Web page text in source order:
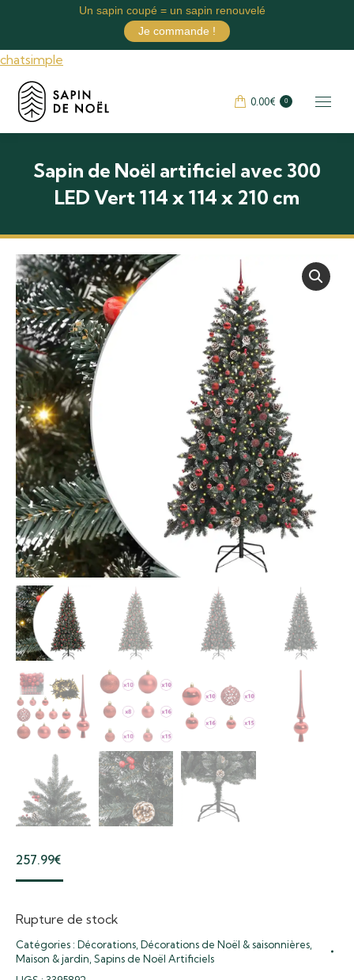
chatsimple
0.00€ 0
Sapin de Noël artificiel avec 300
LED Vert 114 x 114 x 210 cm
257.99€
Rupture de stock
Catégories : Décorations Décorations de Noël & saisonnières
Maison & jardin Sapins de Noël Artificiels
Un sapin coupé = un sapin renouvelé
Je commande !